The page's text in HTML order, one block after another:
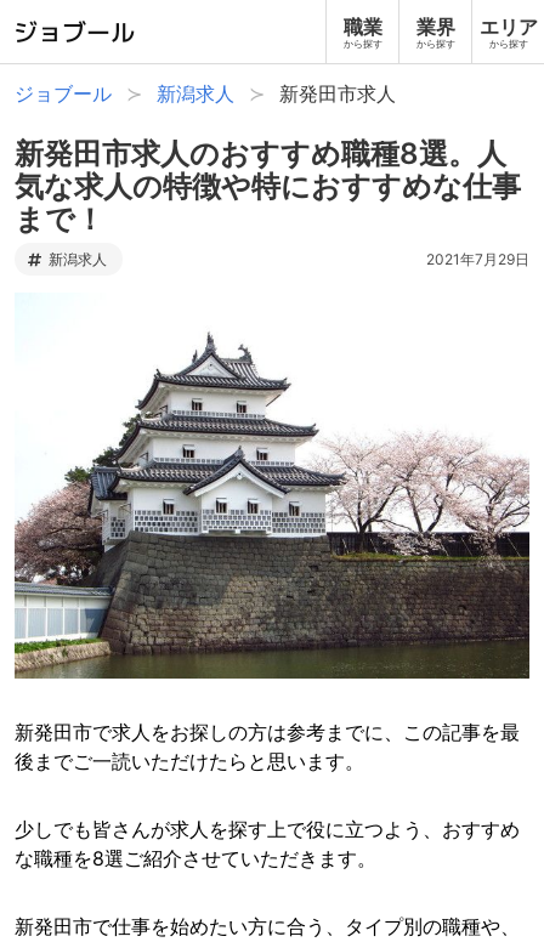
職業
から探す
業界
から探す
エリア
から探す
ジョブール 新潟求人 新発田市求人
新発田市求人のおすすめ職種8選。人
気な求人の特徴や特におすすめな仕事
まで！
新潟求人 2021年7月29日
新発田市で求人をお探しの方は参考までに、この記事を最
後までご一読いただけたらと思います。
少しでも皆さんが求人を探す上で役に立つよう、おすすめ
な職種を8選ご紹介させていただきます。
新発田市で仕事を始めたい方に合う、タイプ別の職種や、